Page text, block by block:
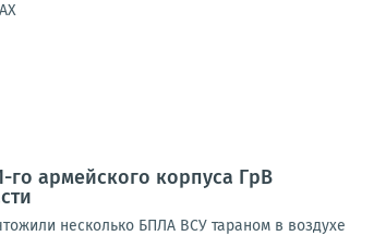
го армейского корпуса ГрВ
несколько БПЛА ВСУ тараном в воздухе